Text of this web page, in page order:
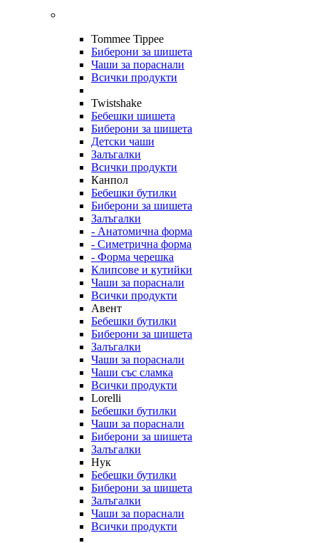
Tommee Tippee
Биберони за шишета
Чаши за пораснали
Всички продукти
Twistshake
Бебешки шишета
Биберони за шишета
Детски чаши
Залъгалки
Всички продукти
Канпол
Бебешки бутилки
Биберони за шишета
Залъгалки
- Анатомична форма
- Симетрична форма
- Форма черешка
Клипсове и кутийки
Чаши за пораснали
Всички продукти
Авент
Бебешки бутилки
Биберони за шишета
Залъгалки
Чаши за пораснали
Чаши със сламка
Всички продукти
Lorelli
Бебешки бутилки
Чаши за пораснали
Биберони за шишета
Залъгалки
Нук
Бебешки бутилки
Биберони за шишета
Залъгалки
Чаши за пораснали
Всички продукти